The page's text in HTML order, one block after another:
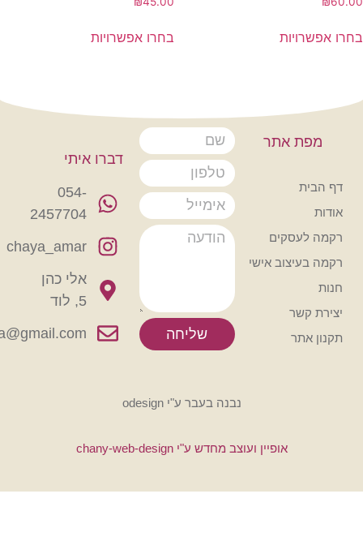
בחרו אפשרויות
אישי
דברו איתי
054-
2457704
chaya_amar
אלי כהן
rikmachaya@gmail.com
נבנה בעבר ע"י odesign
אופיין ועוצב מחדש ע"י chany-web-design